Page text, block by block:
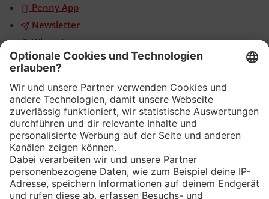
Penny App
Newsletter
WhatsApp
App